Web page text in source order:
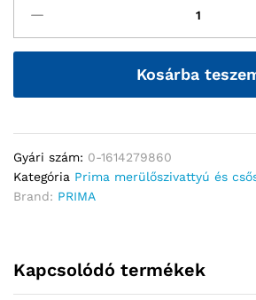
Kosárba
Gyári szám: 0-1614279860
Kategória Prima merülőszivattyú és
Brand: PRIMA
Kapcsolódó termékek